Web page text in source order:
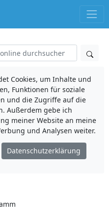
Cookies, um Inhalte und
Funktionen für soziale
und die Zugriffe auf die
Außerdem gebe ich
meiner Website an meine
und Analysen weiter.
Datenschutzerklärung